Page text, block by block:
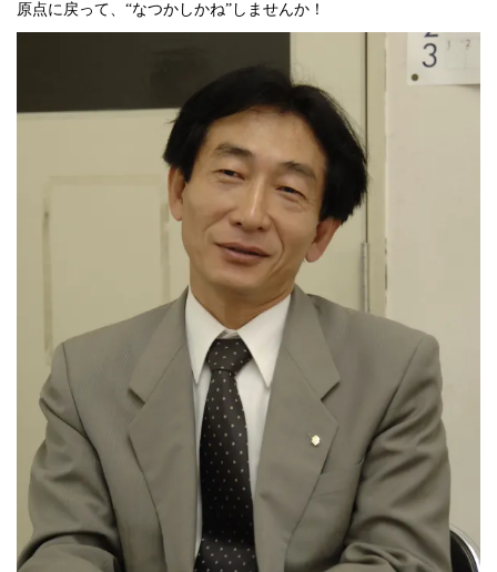
原点に戻って、“なつかしかね”しませんか！